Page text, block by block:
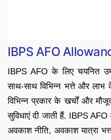
IBPS AFO
IBPS AFO के लिए चयनित
साथ-साथ विभिन्न भत्ते और लाभ
विभिन्न प्रकार के खर्चों और
सुविधाएं दी जाती हैं. IBPS
अवकाश नीति, अवकाश यात्रा